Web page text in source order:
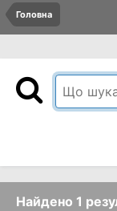
Головна
Найдено 1